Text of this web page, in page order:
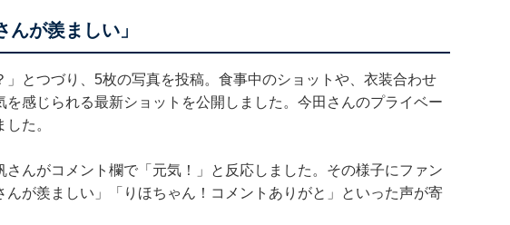
んが羨ましい」
とつづり、5枚の写真を投稿。食事中のショットや、衣装合わせ
感じられる最新ショットを公開しました。今田さんのプライベー
た。
さんがコメント欄で「元気！」と反応しました。その様子にファン
が羨ましい」「りほちゃん！コメントありがと」といった声が寄